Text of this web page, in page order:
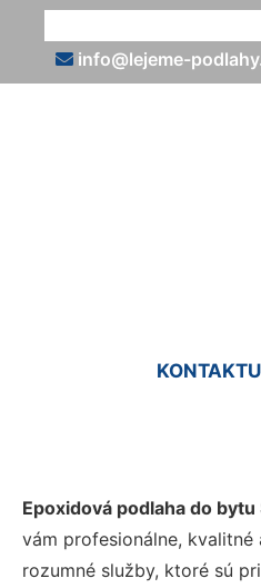
info@lejeme-
Epoxidová podlaha do bytu
vám profesionálne, kvalitné
rozumné služby, ktoré sú